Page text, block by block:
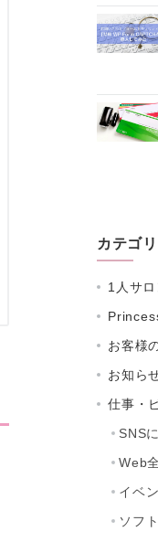
カテゴ
1人サ
お客様
お知ら
仕事・
SNS
Web
イベ
ソフ